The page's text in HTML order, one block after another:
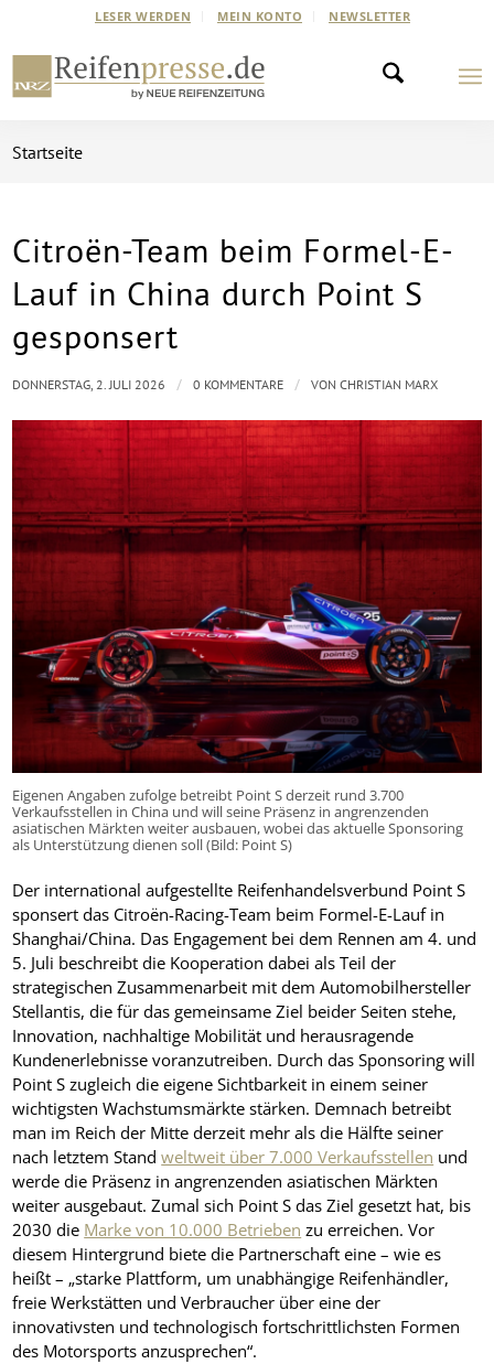
LESER WERDEN MEIN KONTO NEWSLETTER
Startseite
Citroën-Team beim Formel-E-
Lauf in China durch Point S
gesponsert
Eigenen Angaben zufolge betreibt Point S derzeit rund 3.700
Verkaufsstellen in China und will seine Präsenz in angrenzenden
asiatischen Märkten weiter ausbauen, wobei das aktuelle Sponsoring
als Unterstützung dienen soll (Bild: Point S)
Der international aufgestellte Reifenhandelsverbund Point S
sponsert das Citroën-Racing-Team beim Formel-E-Lauf in
Shanghai/China. Das Engagement bei dem Rennen am 4. und
5. Juli beschreibt die Kooperation dabei als Teil der
strategischen Zusammenarbeit mit dem Automobilhersteller
Stellantis, die für das gemeinsame Ziel beider Seiten stehe,
Innovation, nachhaltige Mobilität und herausragende
Kundenerlebnisse voranzutreiben. Durch das Sponsoring will
Point S zugleich die eigene Sichtbarkeit in einem seiner
wichtigsten Wachstumsmärkte stärken. Demnach betreibt
man im Reich der Mitte derzeit mehr als die Hälfte seiner
nach letztem Standweltweit über 7.000 Verkaufsstellen und
werde die Präsenz in angrenzenden asiatischen Märkten
weiter ausgebaut. Zumal sich Point S das Ziel gesetzt hat, bis
2030 die Marke von 10.000 Betrieben zu erreichen. Vor
diesem Hintergrund biete die Partnerschaft eine – wie es
heißt – „starke Plattform, um unabhängige Reifenhändler,
freie Werkstätten und Verbraucher über eine der
innovativsten und technologisch fortschrittlichsten Formen
des Motorsports anzusprechen“.
DONNERSTAG, 2. JULI 2026 / 0 KOMMENTARE / VONCHRISTIAN MARX